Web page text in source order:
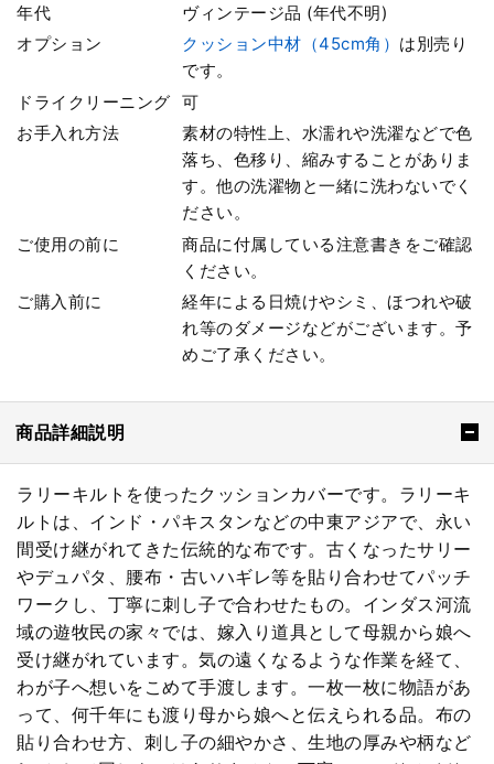
年代
ヴィンテージ品 (年代不明)
オプション
クッション中材（45cm角） は別売り
です。
ドライクリーニング
可
お手入れ方法
素材の特性上、水濡れや洗濯などで色
落ち、色移り、縮みすることがありま
す。他の洗濯物と一緒に洗わないでく
ださい。
ご使用の前に
商品に付属している注意書きをご確認
ください。
ご購入前に
経年による日焼けやシミ、ほつれや破
れ等のダメージなどがございます。予
めご了承ください。
商品詳細説明
ラリーキルトを使ったクッションカバーです。ラリーキ
ルトは、インド・パキスタンなどの中東アジアで、永い
間受け継がれてきた伝統的な布です。古くなったサリー
やデュパタ、腰布・古いハギレ等を貼り合わせてパッチ
ワークし、丁寧に刺し子で合わせたもの。インダス河流
域の遊牧民の家々では、嫁入り道具として母親から娘へ
受け継がれています。気の遠くなるような作業を経て、
わが子へ想いをこめて手渡します。一枚一枚に物語があ
って、何千年にも渡り母から娘へと伝えられる品。布の
貼り合わせ方、刺し子の細やかさ、生地の厚みや柄など